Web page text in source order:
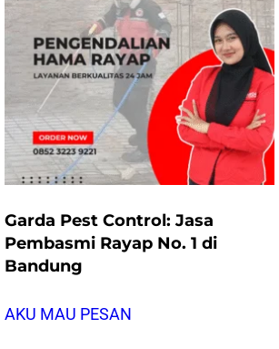
Garda Pest Control: Jasa
Pembasmi Rayap No. 1 di
Bandung
AKU MAU PESAN